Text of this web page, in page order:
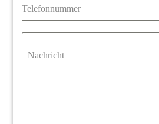
Telefonnummer
Nachricht